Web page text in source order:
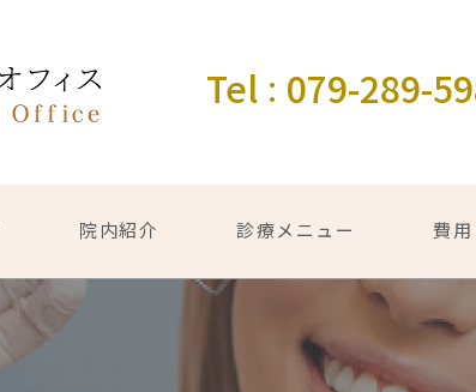
Tel ： 079-289-
院内紹介 診療メニュー 費